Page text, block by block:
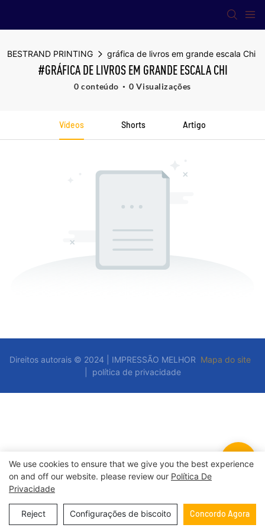
BESTRAND PRINTING gráfica de livros em grande escala Chi
#GRÁFICA DE LIVROS EM GRANDE ESCALA CHI
0 conteúdo 0 Visualizações
Vídeos Shorts Artigo
Direitos autorais © 2024 | IMPRESSÃO MELHOR Mapa do site
política de privacidade
We use cookies to ensure that we give you the best experience
on and off our website. please review our Política De
Privacidade
Reject Configurações de biscoito Concordo Agora